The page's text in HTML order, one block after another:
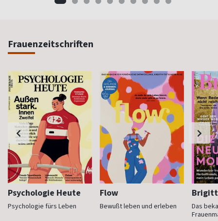
Frauenzeitschriften
Psychologie Heute
Psychologie fürs Leben
Flow
Bewußt leben und erleben
Das